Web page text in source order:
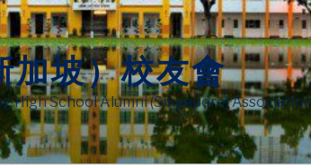
加坡）校友會
High School Alumni (Singapore)